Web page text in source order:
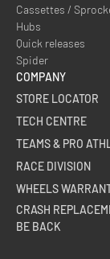
Cassettes /
Hubs
Quick releases
Spider
COMPANY
STORE LOCATOR
TECH CENTRE
TEAMS & PRO
RACE DIVISION
WHEELS
CRASH
BE BACK